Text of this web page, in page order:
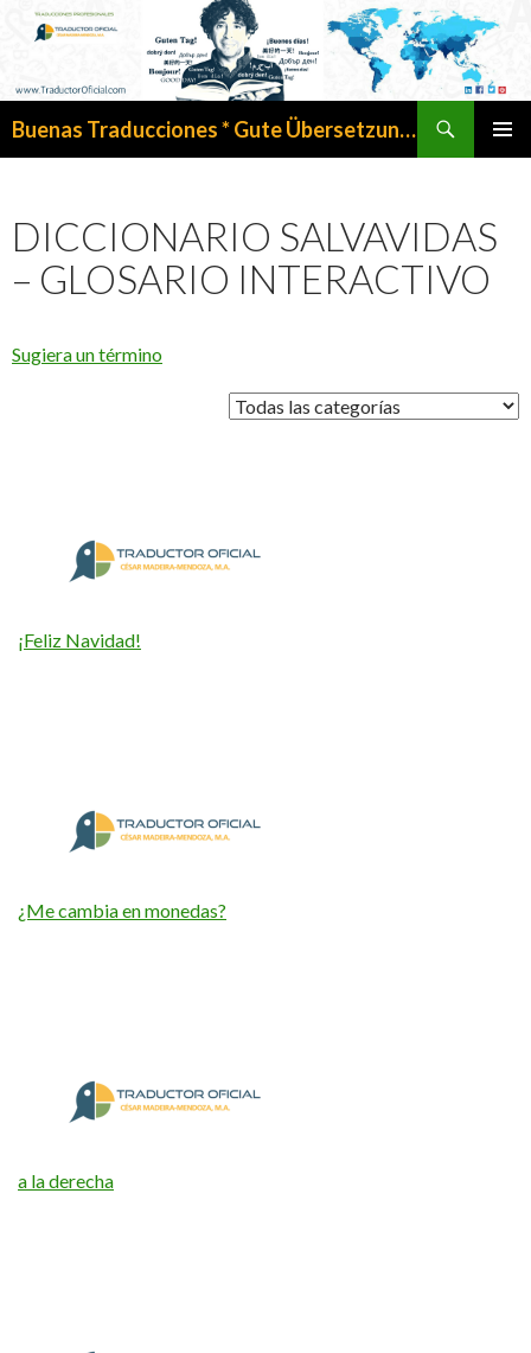
Buenas Traducciones * Gute Übersetzungen
DICCIONARIO SALVAVIDAS
– GLOSARIO INTERACTIVO
Sugiera un término
¡Feliz Navidad!
¿Me cambia en monedas?
a la derecha